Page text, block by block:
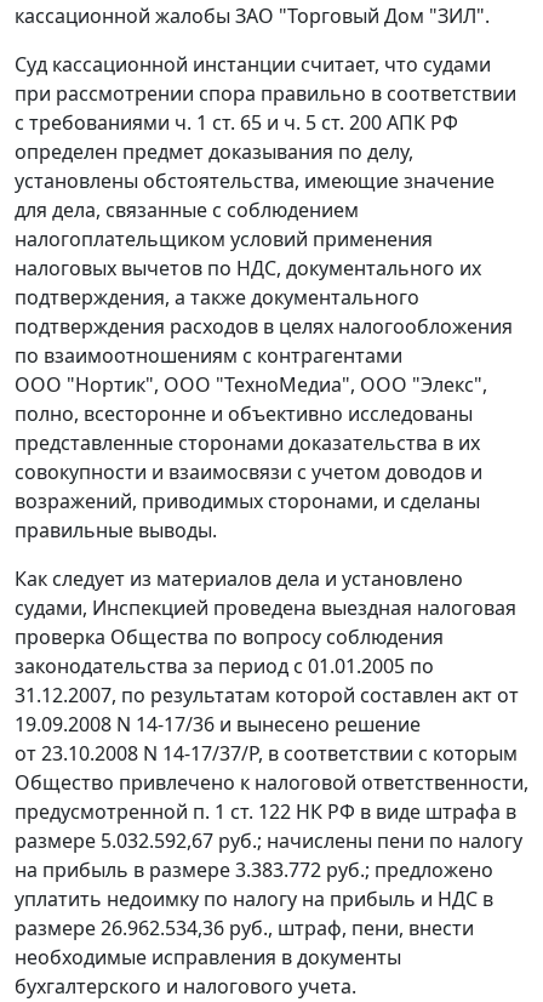
кассационной жалобы ЗАО "Торговый Дом "ЗИЛ".
Суд кассационной инстанции считает, что судами
при рассмотрении спора правильно в соответствии
с требованиями ч. 1 ст. 65 и ч. 5 ст. 200АПК РФ
определен предмет доказывания по делу,
установлены обстоятельства, имеющие значение
для дела, связанные с соблюдением
налогоплательщиком условий применения
налоговых вычетов по НДС, документального их
подтверждения, а также документального
подтверждения расходов в целях налогообложения
по взаимоотношениям с контрагентами
ООО "Нортик", ООО "ТехноМедиа", ООО "Элекс",
полно, всесторонне и объективно исследованы
представленные сторонами доказательства в их
совокупности и взаимосвязи с учетом доводов и
возражений, приводимых сторонами, и сделаны
правильные выводы.
Как следует из материалов дела и установлено
судами, Инспекцией проведена выездная налоговая
проверка Общества по вопросу соблюдения
законодательства за период с 01.01.2005 по
31.12.2007, по результатам которой составлен акт от
19.09.2008 N 14-17/36 и вынесено решение
от 23.10.2008 N 14-17/37/Р, в соответствии с которым
Общество привлечено к налоговой ответственности,
предусмотренной п. 1 ст. 122 НК РФ в виде штрафа в
размере 5.032.592,67 руб.; начислены пени по налогу
на прибыль в размере 3.383.772 руб.; предложено
уплатить недоимку по налогу на прибыль и НДС в
размере 26.962.534,36 руб., штраф, пени, внести
необходимые исправления в документы
бухгалтерского и налогового учета.